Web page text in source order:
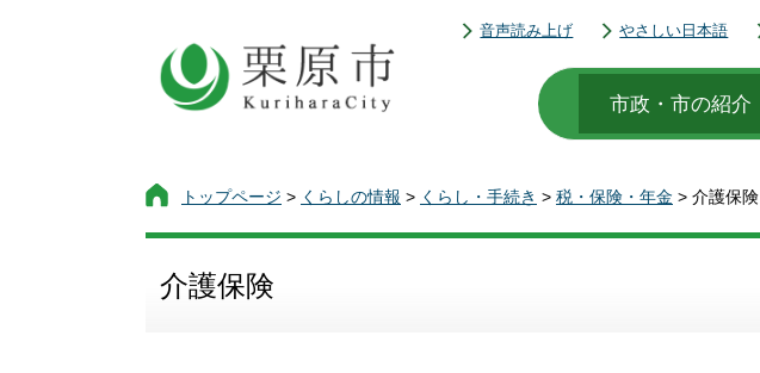
音声読み上げ やさしい日本語
市政・市の紹介
トップページ > くらしの情報 > くらし・手続き > 税・保険・年金 > 介護保険
介護保険